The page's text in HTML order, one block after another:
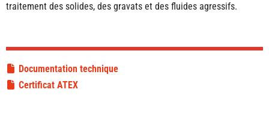
traitement des solides, des gravats et des fluides agressifs.
Documentation technique
Certificat ATEX